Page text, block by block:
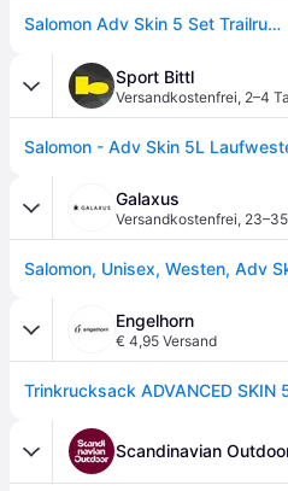
Salomon Adv Skin 5 Set Trailrunningrucksack - schwarz - 5L | L
Sport Bittl
Versandkostenfrei, 2–4
Galaxus
Versandkostenfrei,
Engelhorn
€ 4,95 Versand
Scandinavian